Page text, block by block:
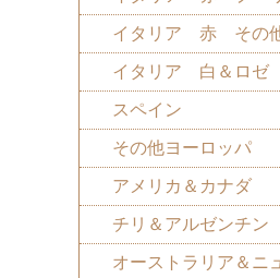
イタリア 赤 その
イタリア 白＆ロゼ
スペイン
その他ヨーロッパ
アメリカ＆カナダ
チリ＆アルゼンチン
オーストラリア＆ニ